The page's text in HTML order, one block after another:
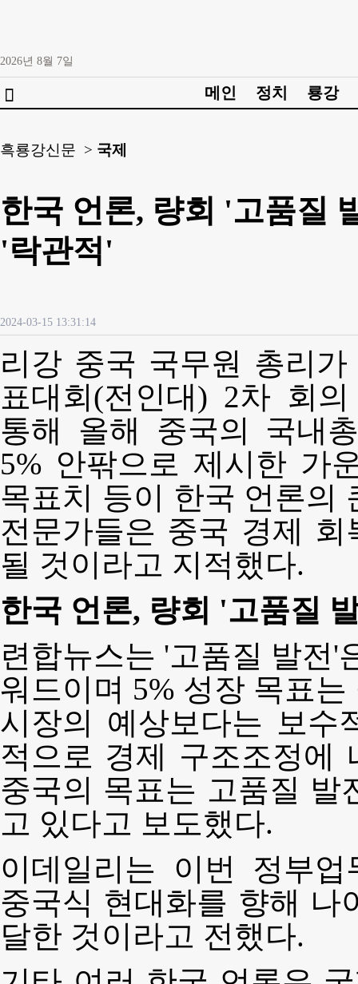
2026년 8월 7일
 메인 정치 룡강
흑룡강신문 > 국제
한국 언론, 량회 '고품질
'락관적'
2024-03-15 13:31:14
리강 중국 국무원 총리
표대회(전인대) 2차 회
통해 올해 중국의 국내
5% 안팎으로 제시한 가
목표치 등이 한국 언론의
전문가들은 중국 경제
될 것이라고 지적했다.
한국 언론, 량회 '고품질
련 합뉴스는 '고품질 발전'
워드이며 5% 성장 목표
시장의 예상보다는 보수
적으로 경제 구조조정에
중국의 목표는 고품질 발
고 있다고 보도했다.
이데일리는 이번 정부
중국식 현대화를 향해 나
달한 것이라고 전했다.